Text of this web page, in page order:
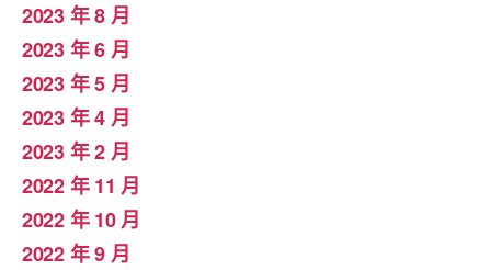
2023 年 8 月
2023 年 6 月
2023 年 5 月
2023 年 4 月
2023 年 2 月
2022 年 11 月
2022 年 10 月
2022 年 9 月